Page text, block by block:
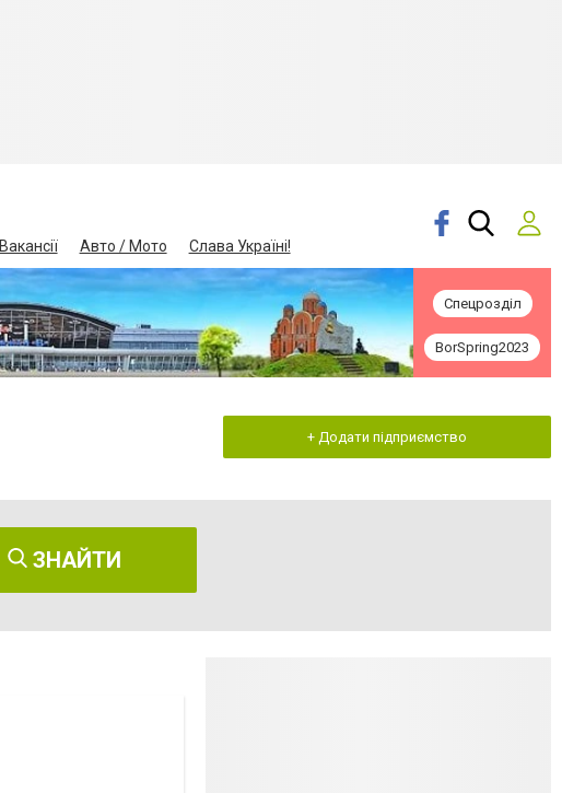
Вакансії Авто / Мото Слава Україні!
Спецрозділ
BorSpring2023
+ Додати підприємство
ЗНАЙТИ